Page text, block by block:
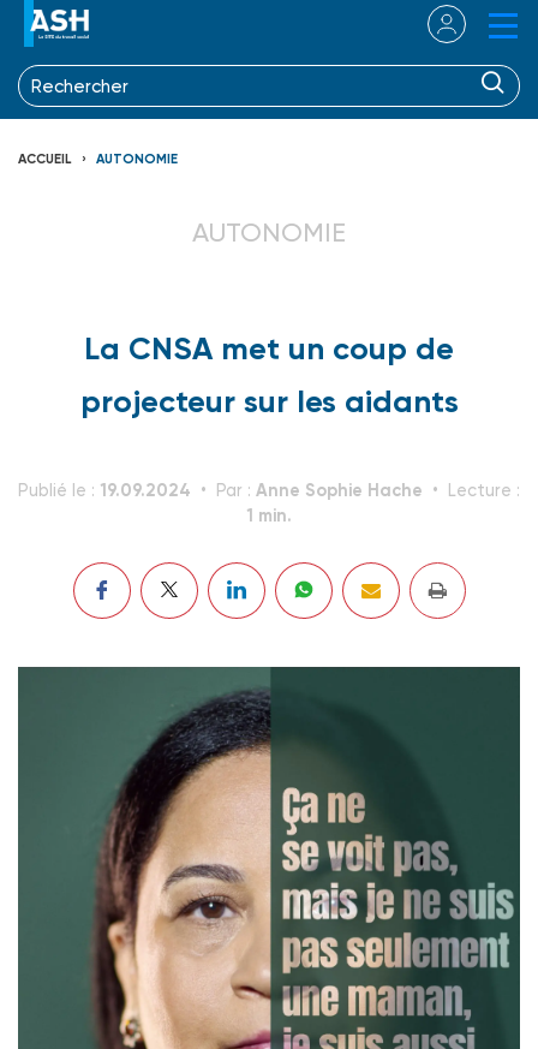
ACCUEIL AUTONOMIE
AUTONOMIE
La CNSA met un coup de
projecteur sur les aidants
Publié le : 19.09.2024 Par : Anne Sophie Hache Lecture :
1 min.